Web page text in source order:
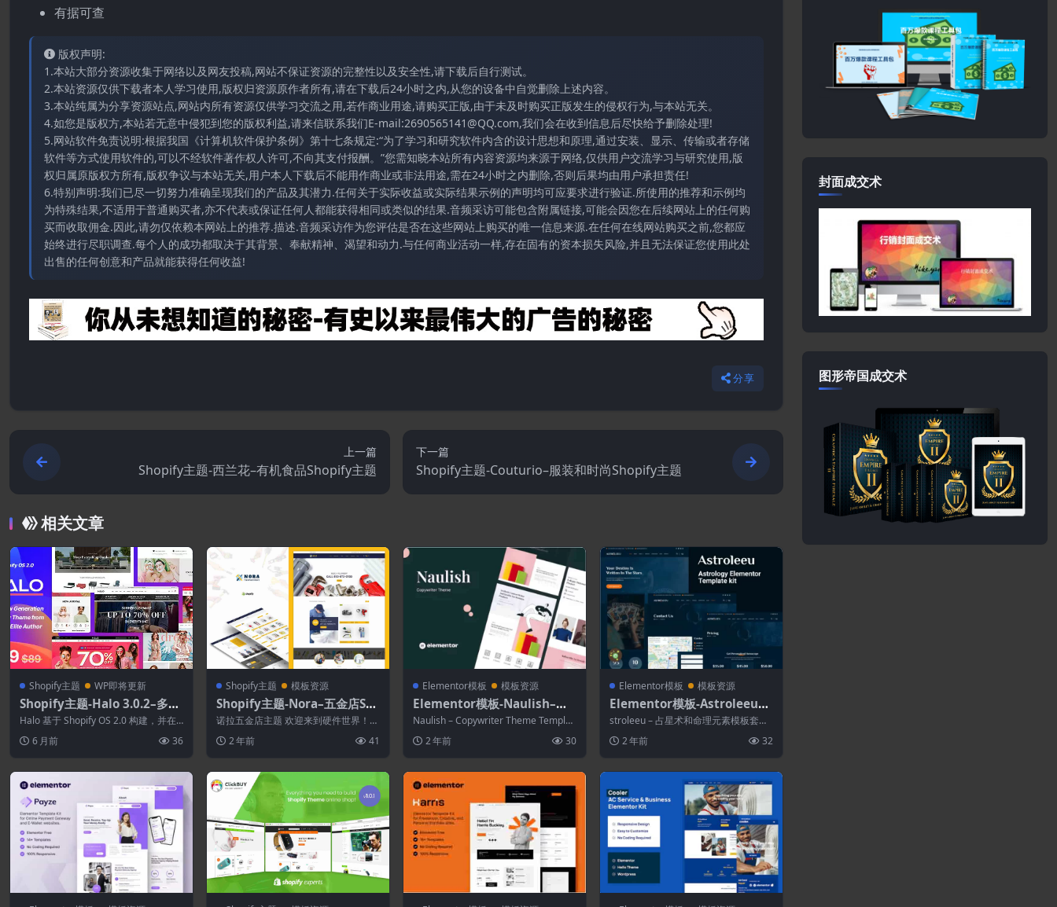
有据可查
版权声明:
1.本站大部分资源收集于网络以及网友投稿,网站不保证资源的完整性以及安全性,请下载后自行测试。
2.本站资源仅供下载者本人学习使用,版权归资源原作者所有,请在下载后24小时之内,从您的设备中自觉删除上述内容。
3.本站纯属为分享资源站点,网站内所有资源仅供学习交流之用,若作商业用途,请购买正版,由于未及时购买正版发生的侵权行为,与本站无关。
4.如您是版权方,本站若无意中侵犯到您的版权利益,请来信联系我们E-mail:2690565141@QQ.com,我们会在收到信息后尽快给予删除处理!
5.网站软件免责说明:根据我国《计算机软件保护条例》第十七条规定:“为了学习和研究软件内含的设计思想和原理,通过安装、显示、传输或者存储
软件等方式使用软件的,可以不经软件著作权人许可,不向其支付报酬。”您需知晓本站所有内容资源均来源于网络,仅供用户交流学习与研究使用,版
权归属原版权方所有,版权争议与本站无关,用户本人下载后不能用作商业或非法用途,需在24小时之内删除,否则后果均由用户承担责任!
6.特别声明:我们已尽一切努力准确呈现我们的产品及其潜力.任何关于实际收益或实际结果示例的声明均可应要求进行验证.所使用的推荐和示例均
为特殊结果,不适用于普通购买者,亦不代表或保证任何人都能获得相同或类似的结果.音频采访可能包含附属链接,可能会因您在后续网站上的任何购
买而收取佣金.因此,请勿仅依赖本网站上的推荐.描述.音频采访作为您评估是否在这些网站上购买的唯一信息来源.在任何在线网站购买之前,您都应
始终进行尽职调查.每个人的成功都取决于其背景、奉献精神、渴望和动力.与任何商业活动一样,存在固有的资本损失风险,并且无法保证您使用此处
出售的任何创意和产品就能获得任何收益!
分享
上一篇
Shopify主题-西兰花–有机食品Shopify主题
下一篇
Shopify主题-Couturio–服装和时尚Shopify主题
相关文章
Shopify主题 WP即将更新
Shopify主题-Halo 3.0.2–多用
途Shopify主题操作系统 2.0
Halo 基于 Shopify OS 2.0 构建，并在
6 月前 36
Shopify主题 模板资源
Shopify主题-Nora–五金店Sh
opify主题
诺拉五金店主题 欢迎来到硬件世界！N
具，管道，...
2 年前 41
Elementor模板 模板资源
Elementor模板-Naulish–文
案Elementor模板工具包
Naulish – Copywriter Theme Templat
2 年前 30
Elementor模板 模板资源
Elementor模板-Astroleeu–
占星术和命理元素模板套件
stroleeu – 占星术和命理元素模板套件
律...2 年前 32
封面成交术
图形帝国成交术